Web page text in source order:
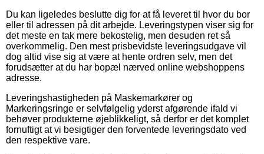
Du kan ligeledes beslutte dig for at få leveret til hvor du bor
eller til adressen på dit arbejde. Leveringstypen viser sig for
det meste en tak mere bekostelig, men desuden ret så
overkommelig. Den mest prisbevidste leveringsudgave vil
dog altid vise sig at være at hente ordren selv, men det
forudsætter at du har bopæl nærved online webshoppens
adresse.
Leveringshastigheden på Maskemarkører og
Markeringsringe er selvfølgelig yderst afgørende ifald vi
behøver produkterne øjeblikkeligt, så derfor er det komplet
fornuftigt at vi besigtiger den forventede leveringsdato ved
den respektive vare.